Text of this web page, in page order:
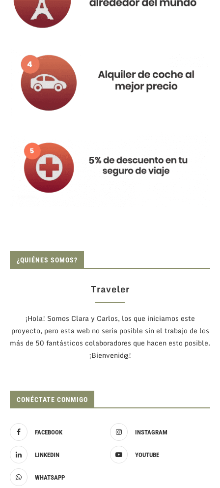
¿QUIÉNES SOMOS?
Traveler
¡Hola! Somos Clara y Carlos, los que iniciamos este
proyecto, pero esta web no sería posible sin el trabajo de los
más de 50 fantásticos colaboradores que hacen esto posible.
¡Bienvenid@!
CONÉCTATE CONMIGO
FACEBOOK INSTAGRAM
LINKEDIN YOUTUBE
WHATSAPP